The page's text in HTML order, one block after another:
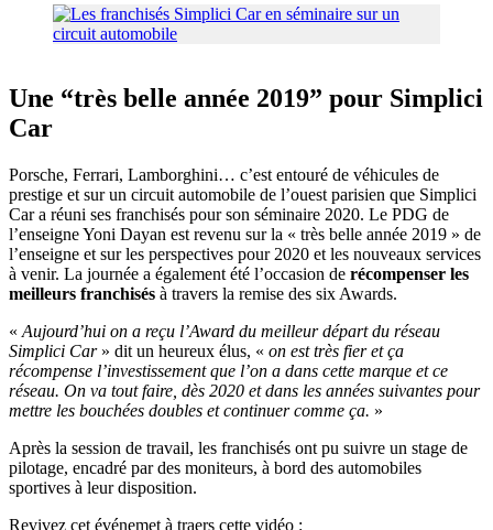
Une “très belle année 2019” pour Simplici
Car
Porsche, Ferrari, Lamborghini… c’est entouré de véhicules de
prestige et sur un circuit automobile de l’ouest parisien que Simplici
Car a réuni ses franchisés pour son séminaire 2020. Le PDG de
l’enseigne Yoni Dayan est revenu sur la « très belle année 2019 » de
l’enseigne et sur les perspectives pour 2020 et les nouveaux services
à venir. La journée a également été l’occasion de récompenser les
meilleurs franchisés à travers la remise des six Awards.
« Aujourd’hui on a reçu l’Award du meilleur départ du réseau
Simplici Car» dit un heureux élus, « on est très fier et ça
récompense l’investissement que l’on a dans cette marque et ce
réseau. On va tout faire, dès 2020 et dans les années suivantes pour
mettre les bouchées doubles et continuer comme ça. »
Après la session de travail, les franchisés ont pu suivre un stage de
pilotage, encadré par des moniteurs, à bord des automobiles
sportives à leur disposition.
Revivez cet événemet à traers cette vidéo :